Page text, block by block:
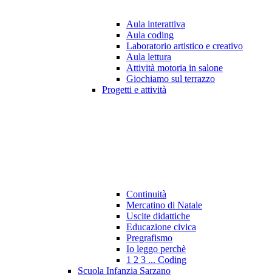
Aula interattiva
Aula coding
Laboratorio artistico e creativo
Aula lettura
Attività motoria in salone
Giochiamo sul terrazzo
Progetti e attività
Continuità
Mercatino di Natale
Uscite didattiche
Educazione civica
Pregrafismo
Io leggo perchè
1 2 3 ... Coding
Scuola Infanzia Sarzano